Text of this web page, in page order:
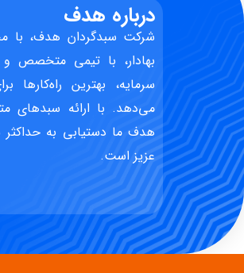
درباره هدف
شرکت سبدگردان هدف، با
بهادار، با تیمی متخصص
سرمایه، بهترین راه‌کارها
می‌دهد. با ارائه سبدهای
هدف ما دستیابی به حداکثر
عزیز است.